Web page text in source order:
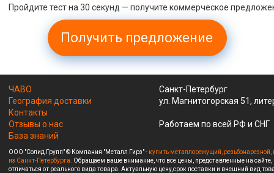
Пройдите тест на 30 секунд — получите коммерческое
Получить предложение
ЧАВО
География доставки
Контакты
Отзывы о нас
База знаний
Санкт-Петербург
ул. Магнитогорская 51,
Работаем по всей РФ и СНГ
ООО "Солид Групп" © Компания "Металл Гирз" - купить металлорежущий,
из Санкт-Петербурга. Обращаем ваше внимание, что все цены, представленные на
отличаться от реального вида товара. Актуальную цену,срок поставки и внешний вид